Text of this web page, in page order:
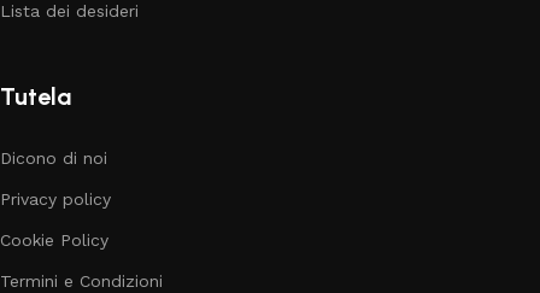
Lista dei desideri
Tutela
Dicono di noi
Privacy policy
Cookie Policy
Termini e Condizioni